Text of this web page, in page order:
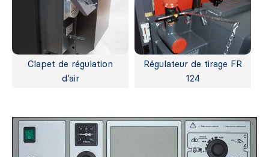
Clapet de régulation
d’air
Régulateur de tirage FR
124